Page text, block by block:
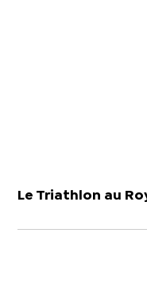
Le Triathlon au